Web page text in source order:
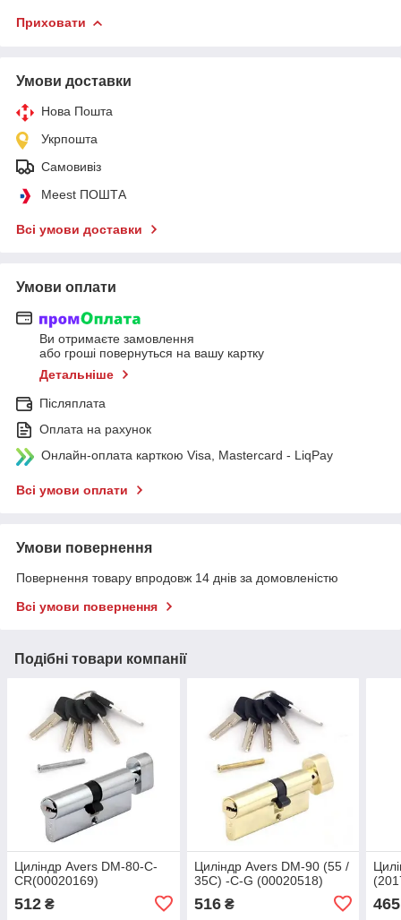
Приховати
Умови доставки
Нова Пошта
Укрпошта
Самовивіз
Meest ПОШТА
Всі умови доставки
Умови оплати
Ви отримаєте замовлення
або гроші повернуться на вашу картку
Детальніше
Післяплата
Оплата на рахунок
Онлайн-оплата карткою Visa, Mastercard - LiqPay
Всі умови оплати
Умови повернення
Повернення товару впродовж 14 днів за домовленістю
Всі умови повернення
Подібні товари компанії
Циліндр Avers DM-80-C-
CR(00020169)
512 ₴
Циліндр Avers DM-90 (55 /
35C) -C-G (00020518)
516₴ 465